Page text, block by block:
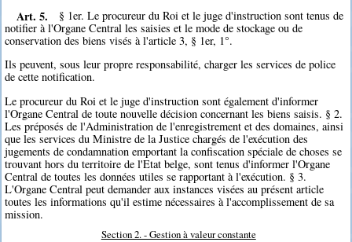
Art. 5.
§ 1er. Le procureur du Roi et le juge d'instruction sont tenus de
notifier à l'Organe Central les saisies et le mode de stockage ou de
conservation des biens visés à l'article 3, § 1er, 1°.
Ils peuvent, sous leur propre responsabilité, charger les services de police
de cette notification.
Le procureur du Roi et le juge d'instruction sont également d'informer
l'Organe Central de toute nouvelle décision concernant les biens saisis. § 2.
Les préposés de l'Administration de l'enregistrement et des domaines, ainsi
que les services du Ministre de la Justice chargés de l'exécution des
jugements de condamnation emportant la confiscation spéciale de choses se
trouvant hors du territoire de l'Etat belge, sont tenus d'informer l'Organe
Central de toutes les données utiles se rapportant à l'exécution. § 3.
L'Organe Central peut demander aux instances visées au présent article
toutes les informations qu'il estime nécessaires à l'accomplissement de sa
mission.
Section 2. - Gestion à valeur constante